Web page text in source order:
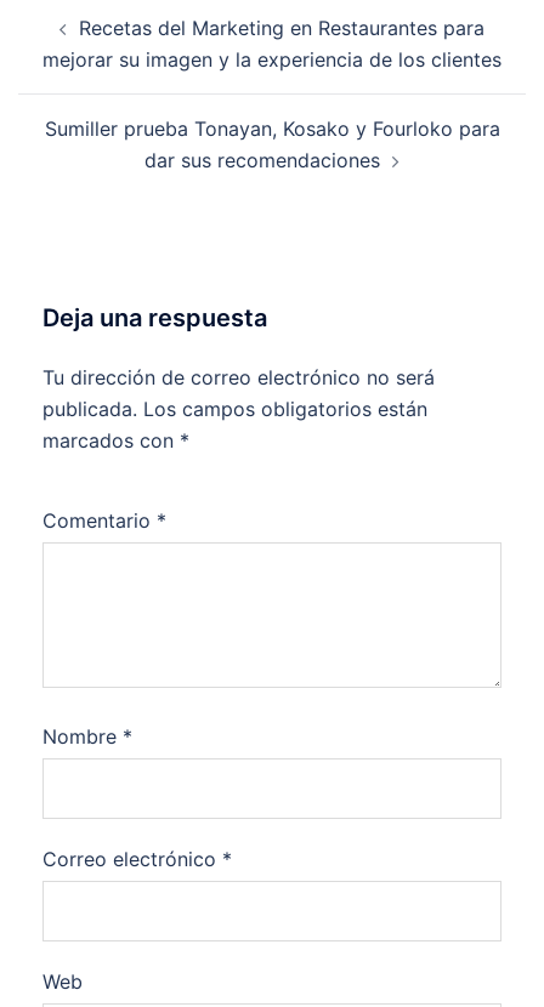
entradas
Recetas del Marketing en Restaurantes para
mejorar su imagen y la experiencia de los clientes
Sumiller prueba Tonayan, Kosako y Fourloko para
dar sus recomendaciones
Deja una respuesta
Tu dirección de correo electrónico no será
publicada. Los campos obligatorios están
marcados con *
Comentario *
Nombre *
Correo electrónico *
Web